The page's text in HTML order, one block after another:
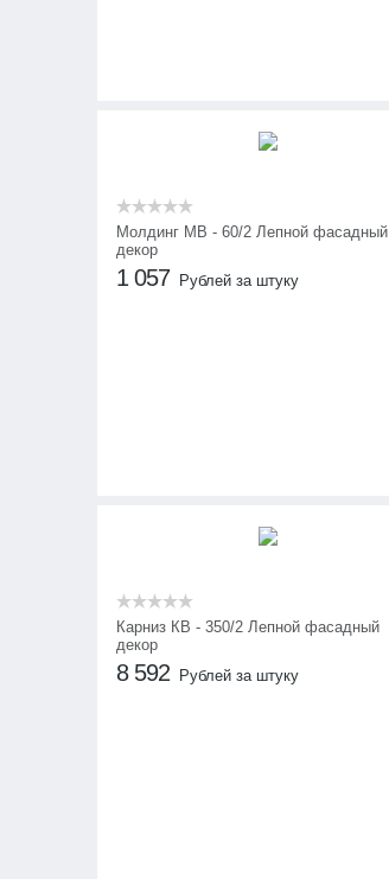
Молдинг МВ - 60/2 Лепной фасадный
декор
1 057 Рублей за штуку
Карниз КВ - 350/2 Лепной фасадный
декор
8 592 Рублей за штуку